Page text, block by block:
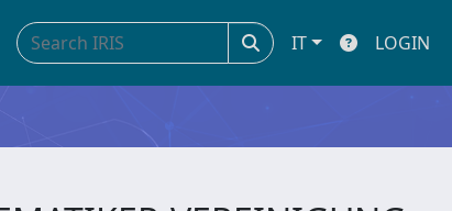
IT LOGIN